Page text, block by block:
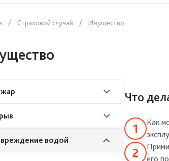
Страховой случай Имущество
делать при происшествии
заявить о происшествии
делать при происшествии
заявить о происшествии
водой
Что
Как
его